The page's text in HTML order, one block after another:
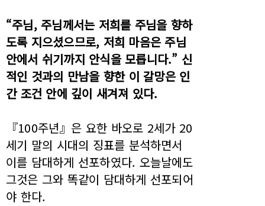
“주님, 주님께서는 저희를 주님을 향하
도록 지으셨으므로, 저희 마음은 주님
안에서 쉬기까지 안식을 모릅니다.” 신
적인 것과의 만남을 향한 이 갈망은 인
간 조건 안에 깊이 새겨져 있다.
『100주년』은 요한 바오로 2세가 20
세기 말의 시대의 징표를 분석하면서
이를 담대하게 선포하였다. 오늘날에도
그것은 그와 똑같이 담대하게 선포되어
야 한다.